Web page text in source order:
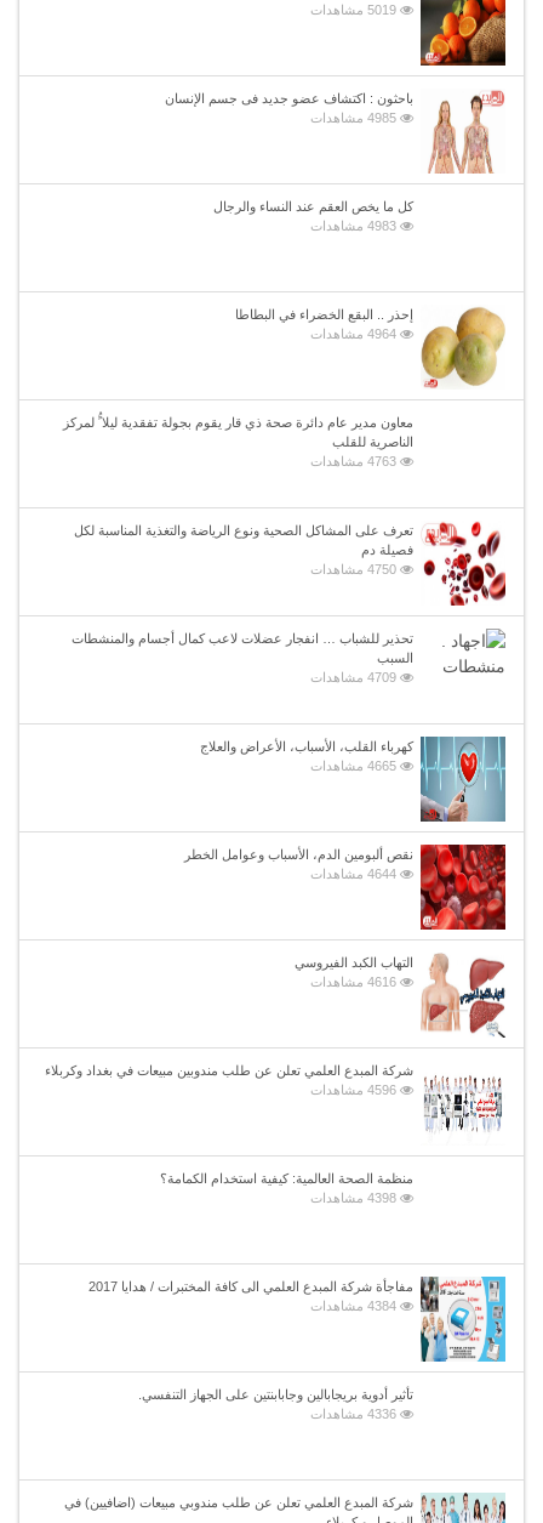
5019 مشاهدات
باحثون : اكتشاف عضو جديد فى جسم الإنسان
4985 مشاهدات
كل ما يخص العقم عند النساء والرجال
4983 مشاهدات
إحذر .. البقع الخضراء في البطاطا
4964 مشاهدات
معاون مدير عام دائرة صحة ذي قار يقوم بجولة تفقدية ليلا ًُ لمركز
الناصرية للقلب
4763 مشاهدات
تعرف على المشاكل الصحية ونوع الرياضة والتغذية المناسبة لكل
فصيلة دم
4750 مشاهدات
تحذير للشباب … انفجار عضلات لاعب كمال أجسام والمنشطات
السبب
4709 مشاهدات
كهرباء القلب، الأسباب، الأعراض والعلاج
4665 مشاهدات
نقص ألبومين الدم، الأسباب وعوامل الخطر
4644 مشاهدات
التهاب الكبد الفيروسي
4616 مشاهدات
شركة المبدع العلمي تعلن عن طلب مندوبين مبيعات في بغداد وكربلاء
4596 مشاهدات
منظمة الصحة العالمية: كيفية استخدام الكمامة؟
4398 مشاهدات
مفاجأة شركة المبدع العلمي الى كافة المختبرات / هدايا 2017
4384 مشاهدات
تأثير أدوية بريجابالين وجابابنتين على الجهاز التنفسي.
4336 مشاهدات
شركة المبدع العلمي تعلن عن طلب مندوبي مبيعات (اضافيين) في